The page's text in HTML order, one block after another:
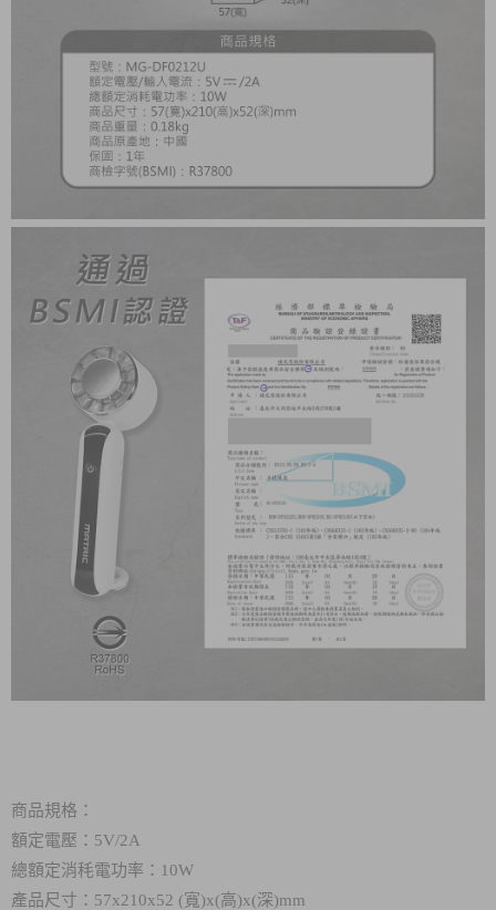
商品規格：
額定電壓：5V/2A
總額定消秏電功率：10W
產品尺寸：57x210x52 (寬)x(高)x(深)mm